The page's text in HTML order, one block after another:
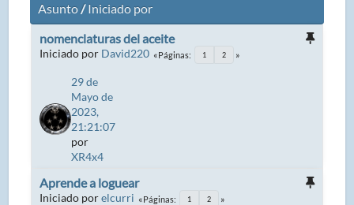
Asunto/Iniciado por
nomenclaturas del aceite
Iniciado por David220 Páginas 1 2
29 de
Mayo de
2023,
21:21:07
por
XR4x4
Aprende a loguear
Iniciado porelcurri Páginas 1 2